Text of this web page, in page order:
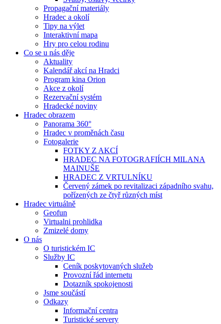
Propagační materiály
Hradec a okolí
Tipy na výlet
Interaktivní mapa
Hry pro celou rodinu
Co se u nás děje
Aktuality
Kalendář akcí na Hradci
Program kina Orion
Akce z okolí
Rezervační systém
Hradecké noviny
Hradec obrazem
Panorama 360°
Hradec v proměnách času
Fotogalerie
FOTKY Z AKCÍ
HRADEC NA FOTOGRAFIÍCH MILANA
MAINUŠE
HRADEC Z VRTULNÍKU
Červený zámek po revitalizaci západního svahu,
pořízených ze čtyř různých míst
Hradec virtuálně
Geofun
Virtualni prohlidka
Zmizelé domy
O nás
O turistickém IC
Služby IC
Ceník poskytovaných služeb
Provozní řád internetu
Dotazník spokojenosti
Jsme součástí
Odkazy
Informační centra
Turistické servery